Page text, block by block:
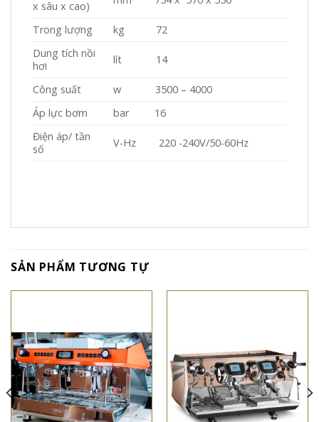
x sâu x cao)
Trong lượng
kg 72
Dung tích nồi
hơi
lít 14
Công suất
w 3500 – 4000
Áp lực bơm
bar 16
Điện áp/ tần
số
V-Hz 220 -240V/50-60Hz
SẢN PHẨM TƯƠNG TỰ